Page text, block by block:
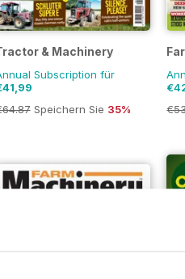
& Machinery
Subscription für
Speichern Sie 35%